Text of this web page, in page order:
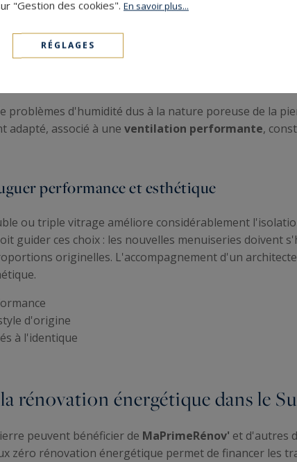
garantit un renouvellement d'air suffisant sans
la qualité de l'air intérieur tout en limitant les
ou chimiques peuvent être mises en place selon la
problèmes d'humidité dus à la nature poreuse de la
adapté, associé à une ventilation performante,
performance et esthétique
ou triple vitrage améliore considérablement
guider ces choix : les nouvelles menuiseries doivent
originelles. L'accompagnement d'un
d'origine
à l'identique
rénovation énergétique dans le
peuvent bénéficier de MaPrimeRénov' et d'autres
zéro rénovation énergétique permet de financer les
"Gestion des cookies". En savoir plus...
RÉGLAGES